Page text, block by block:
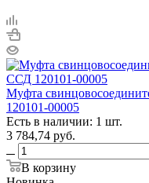
Муфта
120101-00005
Есть в наличии: 1 шт.
3 784,74 руб.
В корзину